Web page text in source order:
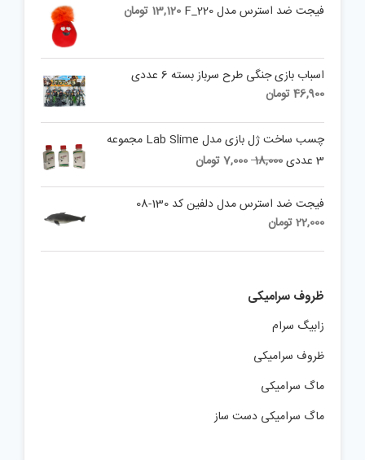
فیجت ضد استرس مدل F_220 13,120 تومان
اسباب بازی جنگی طرح سرباز بسته 6 عددی
46,900تومان
چسب ساخت ژل بازی مدل Lab Slime مجموعه
3 عددی
18,000
Original
18,000 تومان.
7,000تومان
7,000 تومان.
فیجت ضد استرس مدل دلفین کد 130-08
22,000تومان
ظروف سرامیکی
زابیگ سرام
ظروف سرامیکی
ماگ سرامیکی
ماگ سرامیکی دست ساز